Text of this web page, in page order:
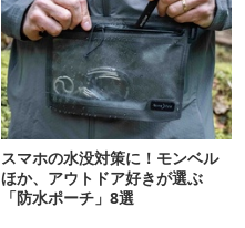
スマホの水没対策に！モンベル
ほか、アウトドア好きが選ぶ
「防水ポーチ」8選